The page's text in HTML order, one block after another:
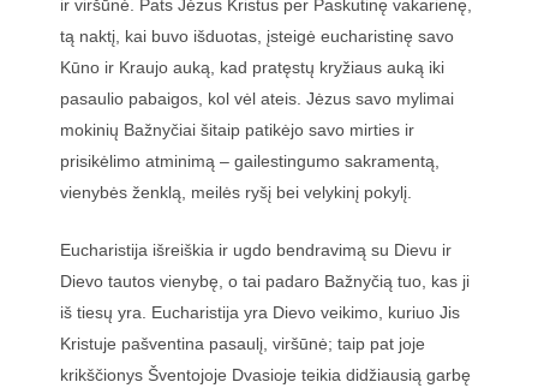
ir viršūnė. Pats Jėzus Kristus per Paskutinę vakarienę,
tą naktį, kai buvo išduotas, įsteigė eucharistinę savo
Kūno ir Kraujo auką, kad pratęstų kryžiaus auką iki
pasaulio pabaigos, kol vėl ateis. Jėzus savo mylimai
mokinių Bažnyčiai šitaip patikėjo savo mirties ir
prisikėlimo atminimą – gailestingumo sakramentą,
vienybės ženklą, meilės ryšį bei velykinį pokylį.
Eucharistija išreiškia ir ugdo bendravimą su Dievu ir
Dievo tautos vienybę, o tai padaro Bažnyčią tuo, kas ji
iš tiesų yra. Eucharistija yra Dievo veikimo, kuriuo Jis
Kristuje pašventina pasaulį, viršūnė; taip pat joje
krikščionys Šventojoje Dvasioje teikia didžiausią garbę